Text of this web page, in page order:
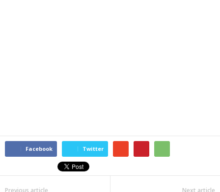
Facebook Twitter
Previous article Next article